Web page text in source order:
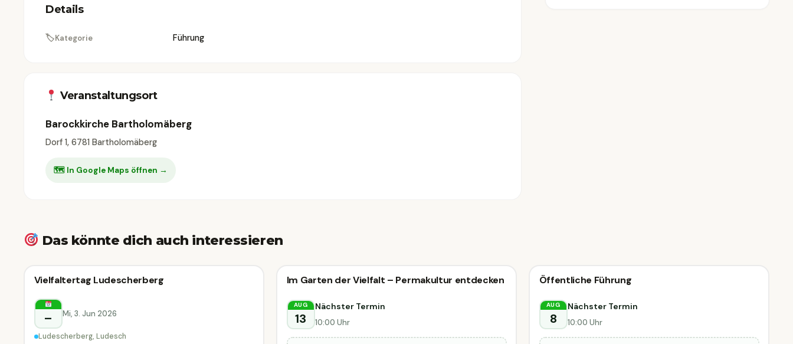
Details
🏷Kategorie Führung
Veranstaltungsort
Barockkirche Bartholomäberg
Dorf 1, 6781 Bartholomäberg
🗺 In Google Maps öffnen →
Das könnte dich auch interessieren
🗣
Führung
Ludesch
🗣 Führung
Vielfaltertag Ludescherberg
– Mi, 3. Jun 2026
Ludescherberg, Ludesch
🗣
Führung
Mittelberg
🗣 Führung DIESE WOCHE
Im Garten der Vielfalt – Permakultur entdecken
AUG
13
Nächster Termin
10:00 Uhr 🗣
Führung
Riefensberg
🗣 Führung
Öffentliche Führung
AUG
8
Nächster Termin
10:00 Uhr